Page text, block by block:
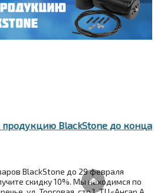
продукцию BlackStone до конца
BlackStone до 29 февраля
скидку 10%. Мы находимся по